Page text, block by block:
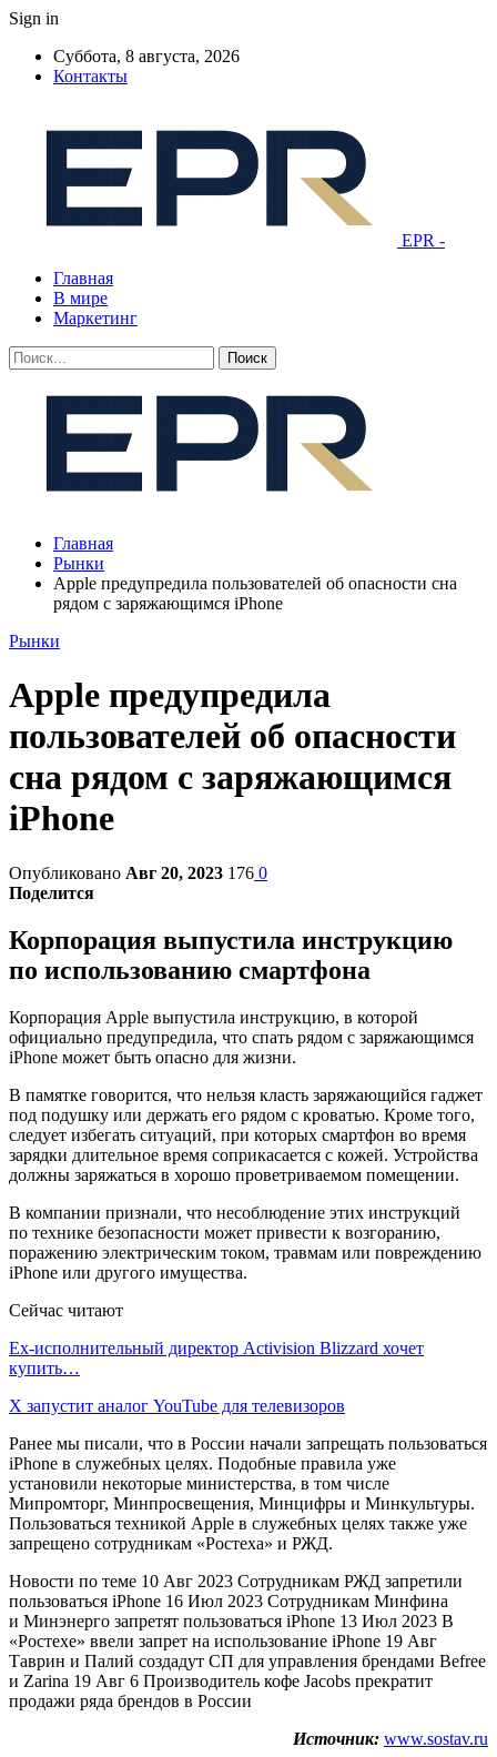
Sign in
Суббота, 8 августа, 2026
Контакты
EPR -
Главная
В мире
Маркетинг
Главная
Рынки
Apple предупредила пользователей об опасности сна
рядом с заряжающимся iPhone
Рынки
Apple предупредила
пользователей об опасности
сна рядом с заряжающимся
iPhone
Опубликовано Авг 20, 2023 176 0
Поделится
Корпорация выпустила инструкцию
по использованию смартфона
Корпорация Apple выпустила инструкцию, в которой
официально предупредила, что спать рядом с заряжающимся
iPhone может быть опасно для жизни.
В памятке говорится, что нельзя класть заряжающийся гаджет
под подушку или держать его рядом с кроватью. Кроме того,
следует избегать ситуаций, при которых смартфон во время
зарядки длительное время соприкасается с кожей. Устройства
должны заряжаться в хорошо проветриваемом помещении.
В компании признали, что несоблюдение этих инструкций
по технике безопасности может привести к возгоранию,
поражению электрическим током, травмам или повреждению
iPhone или другого имущества.
Сейчас читают
Ex-исполнительный директор Activision Blizzard хочет
купить…
X запустит аналог YouTube для телевизоров
Ранее мы писали, что в России начали запрещать пользоваться
iPhone в служебных целях. Подобные правила уже
установили некоторые министерства, в том числе
Мипромторг, Минпросвещения, Минцифры и Минкультуры.
Пользоваться техникой Apple в служебных целях также уже
запрещено сотрудникам «Ростеха» и РЖД.
Новости по теме 10 Авг 2023 Сотрудникам РЖД запретили
пользоваться iPhone 16 Июл 2023 Сотрудникам Минфина
и Минэнерго запретят пользоваться iPhone 13 Июл 2023 В
«Ростехе» ввели запрет на использование iPhone 19 Авг
Таврин и Палий создадут СП для управления брендами Befree
и Zarina 19 Авг 6 Производитель кофе Jacobs прекратит
продажи ряда брендов в России
Источник: www.sostav.ru